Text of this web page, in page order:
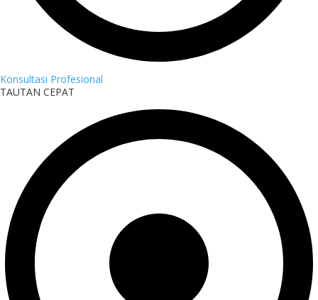
Konsultasi Profesional
TAUTAN CEPAT